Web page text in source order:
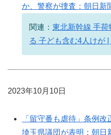
か、警察が捜査：朝日新
関連：東北新幹線 手
る 子ども含む4人けが
2023年10月10日
「留守番も虐待」条例
埼玉県議団が表明：朝日